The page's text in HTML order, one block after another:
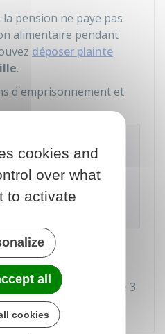
pension ne paye pas
alimentaire pendant
déposer plainte
.
d'emprisonnement et
estime ne plus pouvoir
, c'est à lui d'agir
demander la baisse ou
porter plainte si le
alimentaire
son
puni par une peine de 3
€d'amende.
cookies and
over what
to activate
all
cookies